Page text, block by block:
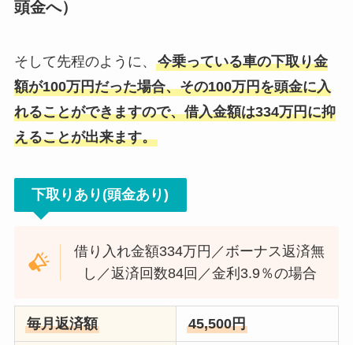
頭金へ）
そして先程のように、 今乗っている車の下取り金
額が100万円だった場合、その100万円を頭金に入
れることができますので、借入金額は334万円に抑
えることが出来ます。
下取りあり(頭金あり)
借り入れ金額334万円／ボーナス返済無
し／返済回数84回／金利3.9％の場合
毎月返済額 45,500円